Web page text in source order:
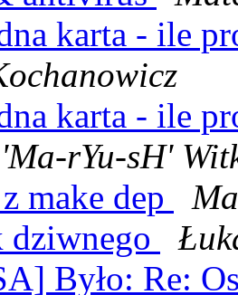
karta - ile
karta - ile
rYu-sH'
make dep
dziwnego
Było: Re: